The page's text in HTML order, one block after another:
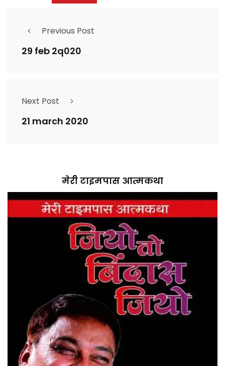
Previous Post
29 feb 2q020
Next Post
21 march 2020
मेरी टाइमपास आत्मकथा